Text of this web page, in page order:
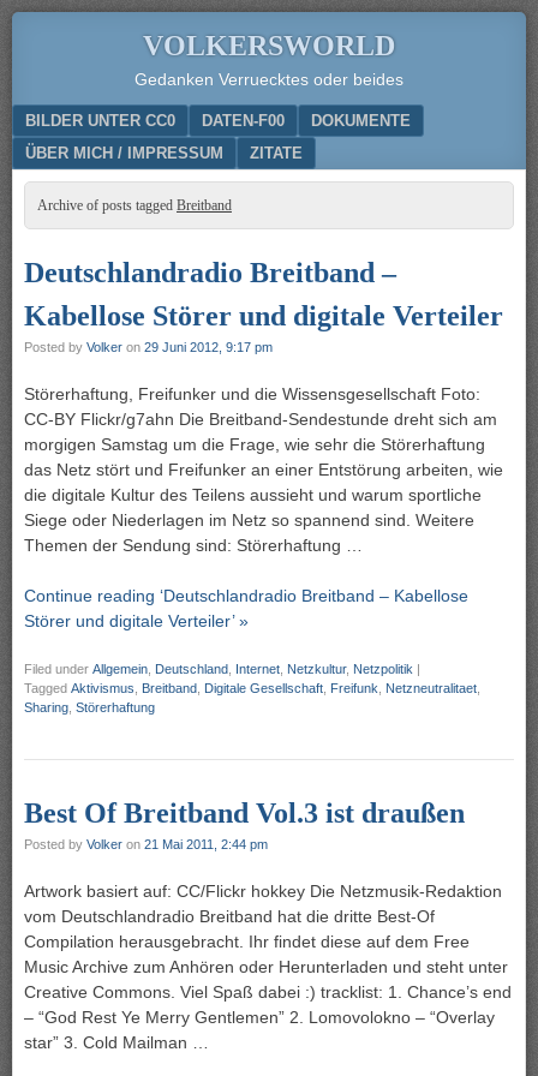
VOLKERSWORLD
Gedanken Verruecktes oder beides
Menu
SKIP TO CONTENT
BILDER UNTER CC0 DATEN-F00
DOKUMENTE
ÜBER MICH / IMPRESSUM
ZITATE
Archive of posts tagged Breitband
Deutschlandradio Breitband –
Kabellose Störer und digitale Verteiler
Posted by Volker on 29 Juni 2012, 9:17 pm
Störerhaftung, Freifunker und die Wissensgesellschaft Foto:
CC-BY Flickr/g7ahn Die Breitband-Sendestunde dreht sich am
morgigen Samstag um die Frage, wie sehr die Störerhaftung
das Netz stört und Freifunker an einer Entstörung arbeiten, wie
die digitale Kultur des Teilens aussieht und warum sportliche
Siege oder Niederlagen im Netz so spannend sind. Weitere
Themen der Sendung sind: Störerhaftung …
Continue reading ‘Deutschlandradio Breitband – Kabellose
Störer und digitale Verteiler’ »
Filed under Allgemein Deutschland Internet Netzkultur, Netzpolitik |
Tagged Aktivismus Breitband Digitale Gesellschaft Freifunk Netzneutralitaet
Sharing Störerhaftung
Best Of Breitband Vol.3 ist draußen
Posted by Volker on 21 Mai 2011, 2:44 pm
Artwork basiert auf: CC/Flickr hokkey Die Netzmusik-Redaktion
vom Deutschlandradio Breitband hat die dritte Best-Of
Compilation herausgebracht. Ihr findet diese auf dem Free
Music Archive zum Anhören oder Herunterladen und steht unter
Creative Commons. Viel Spaß dabei :) tracklist: 1. Chance’s end
– “God Rest Ye Merry Gentlemen” 2. Lomovolokno – “Overlay
star” 3. Cold Mailman …